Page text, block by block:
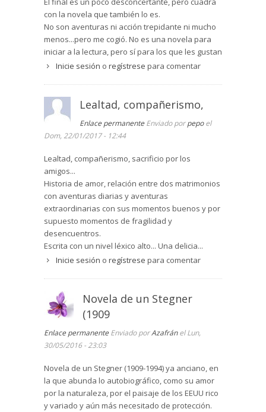
con la novela que también lo es.
No son aventuras ni acción trepidante ni mucho
menos...pero me cogió. No es una novela para
iniciar a la lectura, pero sí para los que les gustan
las buenas novelas.
plana...aunqe no pierde intensidad por eso.
Muy limpia.
Inicie sesión o regístrese para comentar
Lealtad, compañerismo,
Enlace permanente Enviado porpepoel
Dom, 22/01/2017 - 12:44
Lealtad, compañerismo, sacrificio por los
amigos...
Historia de amor, relación entre dos matrimonios
con aventuras diarias y aventuras
extraordinarias con sus momentos buenos y por
supuesto momentos de fragilidad y
desencuentros.
Escrita con un nivel léxico alto... Una delicia...
Inicie sesión o regístrese para comentar
Novela de un Stegner
(1909
Enlace permanente Enviado porAzafránel Lun,
30/05/2016 - 23:03
Novela de un Stegner (1909-1994) ya anciano, en
la que abunda lo autobiográfico, como su amor
por la naturaleza, por el paisaje de los EEUU rico
y variado y aún más necesitado de protección.